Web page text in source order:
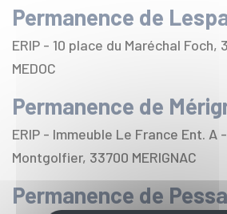
Permanence de
ERIP - 10 place du Maréchal Foch,
MEDOC
Permanence de
ERIP - Immeuble Le France Ent. A
Montgolfier, 33700 MERIGNAC
Permanence de